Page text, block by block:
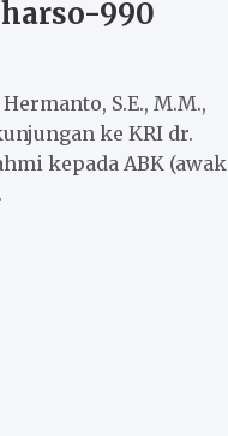
990
S.E., M.M.,
ke KRI dr.
kepada ABK (awak